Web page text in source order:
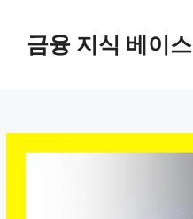
금융 지식 베이스